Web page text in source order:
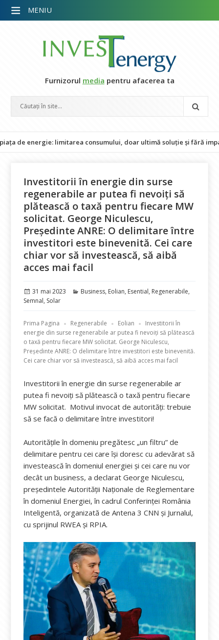
Furnizorul media pentru afacerea ta
limitarea consumului, doar ultimă soluție și fără impact
Investitorii în energie din surse
regenerabile ar putea fi nevoiți să
plătească o taxă pentru fiecare MW
solicitat. George Niculescu,
Președinte ANRE: O delimitare între
investitori este binevenită. Cei care
chiar vor să investească, să aibă
acces mai facil
Publicat
pe
31 mai 2023 Categorii
Business, Eolian, Esential, Regenerabile,
Semnal, Solar
Prima Pagina Regenerabile Eolian
Investitorii în
energie din surse regenerabile ar putea fi nevoiți să plătească
o taxă pentru fiecare MW solicitat. George Niculescu,
Președinte ANRE: O delimitare între investitori este binevenită.
Cei care chiar vor să investească, să aibă acces mai facil
Investitorii în energie din surse regenerabile ar
putea fi nevoiți să plătească o taxă pentru fiecare
MW solicitat. Motivul invocat de autorități: trebuie
să se facă o delimitare între investitori!
Autoritățile în domeniu pregătesc „un filtru” de
delimitare pentru cei care își doresc cu adevărat să
investească în domeniul energiei și cei care nu vor
decât un business, a declarat George Niculescu,
președintele Autorității Naționale de Reglementare
în domeniul Energiei, în cadrul Conferinței România
Inteligentă, organizată de Antena 3 CNN și Jurnalul,
cu sprijinul RWEA și RPIA.
MENIU